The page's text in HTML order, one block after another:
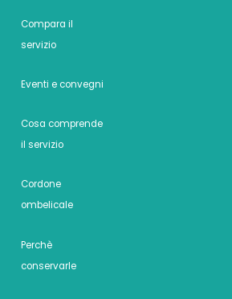
Compara il
servizio
Eventi e convegni
Cosa comprende
il servizio
Cordone
ombelicale
Perchè
conservarle